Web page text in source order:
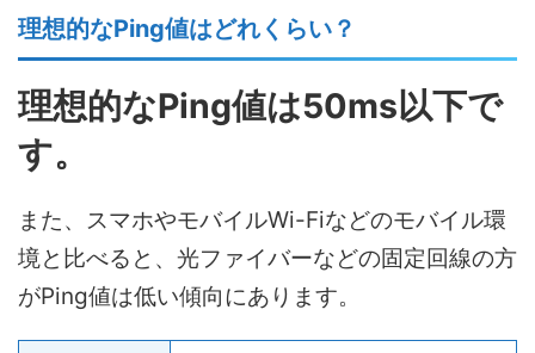
理想的なPing値はどれくらい？
理想的なPing値は50ms以下で
す。
また、スマホやモバイルWi-Fiなどのモバイル環
境と比べると、光ファイバーなどの固定回線の方
がPing値は低い傾向にあります。